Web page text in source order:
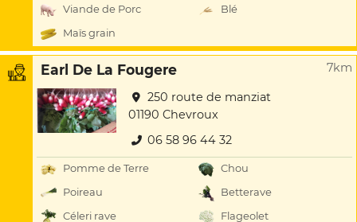
Viande de Porc
Blé
Maïs grain
Earl De La Fougere 7km
250 route de manziat
01190 Chevroux
06 58 96 44 32
Pomme de Terre
Chou
Poireau
Betterave
Céleri rave
Flageolet